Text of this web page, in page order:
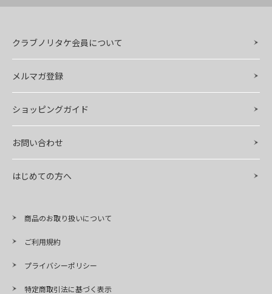
クラブノリタケ会員について
メルマガ登録
ショッピングガイド
お問い合わせ
はじめての方へ
商品のお取り扱いについて
ご利用規約
プライバシーポリシー
特定商取引法に基づく表示